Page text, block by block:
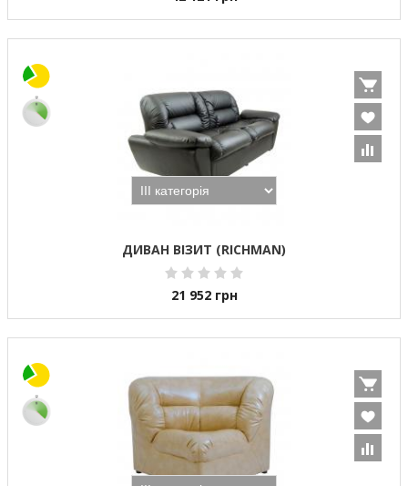
ДИВАН ВІЗИТ (RICHMAN)
21 952 грн